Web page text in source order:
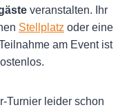
veranstalten. Ihr
Stellplatz oder eine
am Event ist
Turnier leider schon